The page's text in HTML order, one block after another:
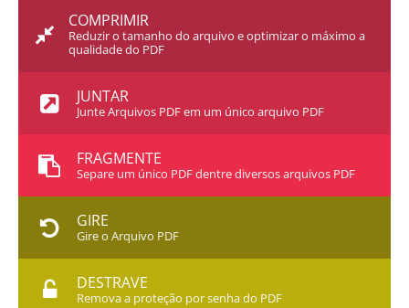
COMPRIMIR
Reduzir o tamanho do arquivo e optimizar o máximo a
qualidade do PDF
JUNTAR
Junte Arquivos PDF em um único arquivo PDF
FRAGMENTE
Separe um único PDF dentre diversos arquivos PDF
GIRE
Gire o Arquivo PDF
DESTRAVE
Remova a proteção por senha do PDF